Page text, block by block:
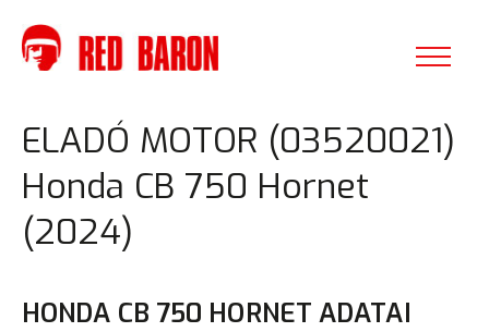
ELADÓ MOTOR (03520021)
Honda CB 750 Hornet
(2024)
HONDA CB 750 HORNET ADATAI